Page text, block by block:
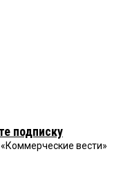
подписку
«Коммерческие вести»